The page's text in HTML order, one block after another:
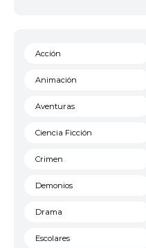
Acción
Animación
Aventuras
Ciencia Ficción
Crimen
Demonios
Drama
Escolares